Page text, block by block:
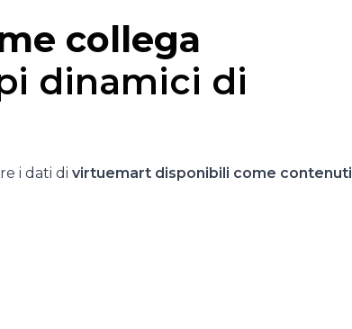
collega
dinamici di
i dati di virtuemart disponibili come contenuti